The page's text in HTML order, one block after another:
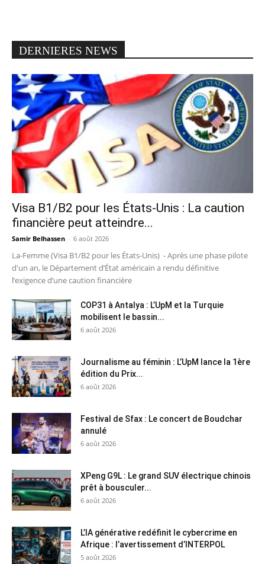
DERNIERES NEWS
Visa B1/B2 pour les États-Unis : La caution
financière peut atteindre...
Samir Belhassen - 6 août 2026
La-Femme (Visa B1/B2 pour les États-Unis) - Après une phase pilote
d'un an, le Département d’État américain a rendu définitive
l’exigence d’une caution financière
COP31 à Antalya : L’UpM et la Turquie
mobilisent le bassin...
6 août 2026
Journalisme au féminin : L’UpM lance la 1ère
édition du Prix...
6 août 2026
Festival de Sfax : Le concert de Boudchar
annulé
6 août 2026
XPeng G9L : Le grand SUV électrique chinois
prêt à bousculer...
6 août 2026
L’IA générative redéfinit le cybercrime en
Afrique : l’avertissement d’INTERPOL
5 août 2026